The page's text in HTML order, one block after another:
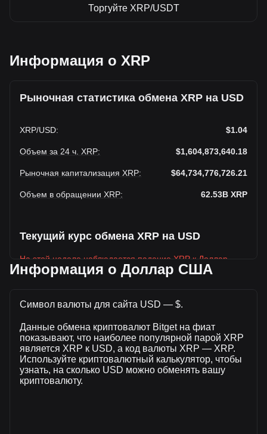
Торгуйте XRP/USDT
Информация о XRP
Рыночная статистика обмена XRP на USD
XRP/USD: $1.04
Объем за 24 ч. XRP: $1,604,873,640.18
Рыночная капитализация XRP: $64,734,776,726.21
Объем в обращении XRP: 62.53B XRP
Текущий курс обмена XRP на USD
На этой неделе наблюдается падение XRP к Доллар
США
общая рыночная капитализация составляет
XRP $64,734,776,726.21 USD. Объем торгов упал на
XRP% ($253,473,934.41 USD) за последние 24 часа, а
объем торгов +18.76 составил $1,351,399,705.77 было
продано за тот же период.
Информация о Доллар США
Символ валюты для сайта USD — $.
Данные обмена криптовалют Bitget на фиат
показывают, что наиболее популярной парой XRP
является XRP к USD, а код валюты XRP — XRP.
Используйте криптовалютный калькулятор, чтобы
узнать, на сколько USD можно обменять вашу
криптовалюту.